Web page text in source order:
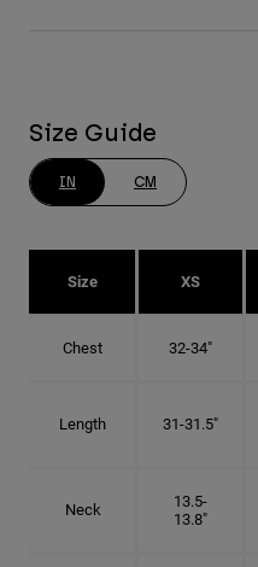
Size Guide
IN CM
Size XS
Chest 32-34"
Length 31-31.5"
Neck
13.5-
13.8"